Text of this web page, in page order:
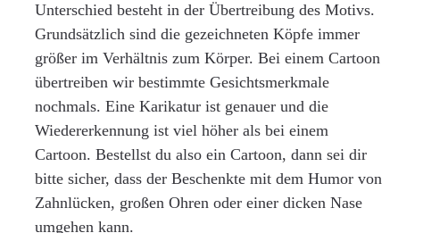
Unterschied besteht in der Übertreibung des Motivs.
Grundsätzlich sind die gezeichneten Köpfe immer
größer im Verhältnis zum Körper. Bei einem Cartoon
übertreiben wir bestimmte Gesichtsmerkmale
nochmals. Eine Karikatur ist genauer und die
Wiedererkennung ist viel höher als bei einem
Cartoon. Bestellst du also ein Cartoon, dann sei dir
bitte sicher, dass der Beschenkte mit dem Humor von
Zahnlücken, großen Ohren oder einer dicken Nase
umgehen kann.